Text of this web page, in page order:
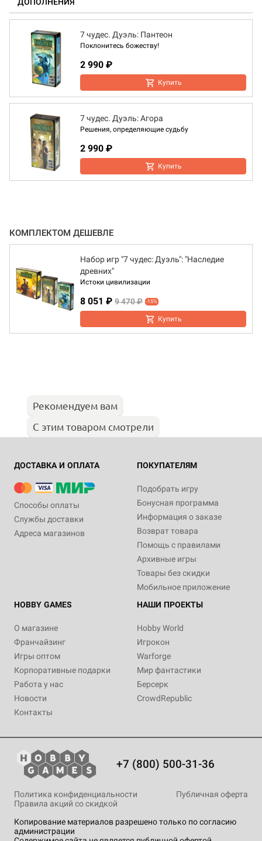
ДОПОЛНЕНИЯ
7 чудес. Дуэль: Пантеон
Поклонитесь божеству!
2 990 ₽
Купить
7 чудес. Дуэль: Агора
Решения, определяющие судьбу
2 990 ₽
Купить
КОМПЛЕКТОМ ДЕШЕВЛЕ
Набор игр "7 чудес: Дуэль": "Наследие
древних"
Истоки цивилизации
8 051 ₽ 9 470 ₽ -15%
Купить
Рекомендуем вам
С этим товаром смотрели
ДОСТАВКА И ОПЛАТА
Способы оплаты
Службы доставки
Адреса магазинов
ПОКУПАТЕЛЯМ
Подобрать игру
Бонусная программа
Информация о заказе
Возврат товара
Помощь с правилами
Архивные игры
Товары без скидки
Мобильное приложение
HOBBY GAMES
О магазине
Франчайзинг
Игры оптом
Корпоративные подарки
Работа у нас
Новости
Контакты
НАШИ ПРОЕКТЫ
Hobby World
Игрокон
Warforge
Мир фантастики
Берсерк
CrowdRepublic
+7 (800) 500-31-36
Копирование материалов разрешено только по согласию
администрации
Политика конфиденциальности
Публичная оферта
Правила акций со скидкой